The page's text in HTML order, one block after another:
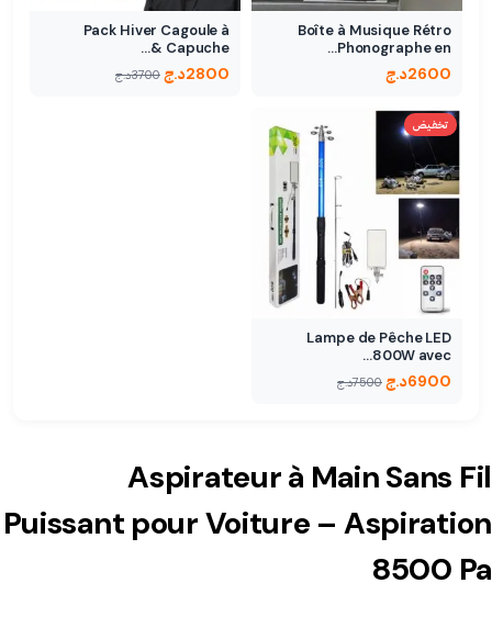
Boîte à Musique Rétro
Phonographe en…
2600د.ج
Pack Hiver Cagoule à
Capuche &…
2800د.ج 3700د.ج
تخفيض
Lampe de Pêche LED
800W avec…
6900د.ج 7500د.ج
Aspirateur à Main Sans Fil
Puissant pour Voiture – Aspiration
8500 Pa